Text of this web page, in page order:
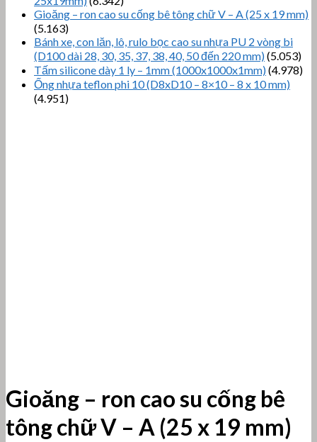
Gioăng – ron cao su cống bê tông chữ V – A (25 x 19 mm)
(5.163)
Bánh xe, con lăn, lô, rulo bọc cao su nhựa PU 2 vòng bi
(D100 dài 28, 30, 35, 37, 38, 40, 50 đến 220 mm)(5.053)
Tấm silicone dày 1 ly – 1mm (1000x1000x1mm)(4.978)
Ống nhựa teflon phi 10 (D8xD10 – 8×10 – 8 x 10 mm)
(4.951)
Gioăng – ron cao su cống bê
tông chữ V – A (25 x 19 mm)